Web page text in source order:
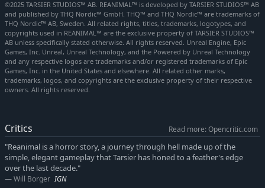
höllischen Insel und einem dunklen Geheimnis aus eurer
Vergangenheit zu entfliehen.
HORROR UND HOFFNUNG
In dieser verstörenden Geschichte von zwei Waisen auf der
verzweifelten Suche nach Hoffnung und Erlösung in einer
alptraumartigen Welt liegt der Schwerpunkt auf Spannung und
einer dichten Atmosphäre.
Durchquert eine faszinierende und grauenerregende Welt, in
der der offensichtliche Weg nur einen Teil der Geschichte
darstellt. Entdeckt auf eurer gefahrvollen Reise verschiedenste
mysteriöse Orte, die alle ihre eigene Geschichte zu erzählen
haben.
©2025 TARSIER STUDIOS™ AB. REANIMAL™ is developed by TARSIER STUDIOS™ AB
and published by THQ Nordic™ GmbH. THQ™ and THQ Nordic™ are trademarks of
THQ Nordic™ AB, Sweden. All related rights, titles, trademarks, logotypes, and
copyrights used in REANIMAL™ are the exclusive property of TARSIER STUDIOS™
AB unless specifically stated otherwise. All rights reserved. Unreal Engine, Epic
Games, Inc. Unreal, Unreal Technology, and the Powered by Unreal Technology
and any respective logos are trademarks and/or registered trademarks of Epic
Games, Inc. in the United States and elsewhere. All related other marks,
trademarks, logos, and copyrights are the exclusive property of their respective
owners. All rights reserved.
Critics
Read more: Opencritic.com
"Reanimal is a horror story, a journey through hell made up of the
simple, elegant gameplay that Tarsier has honed to a feather's edge
over the last decade."
Will Borger IGN